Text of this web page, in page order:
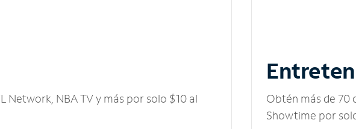
NBA TV y más por solo $10 al
Obtén más de 70
Showtime por